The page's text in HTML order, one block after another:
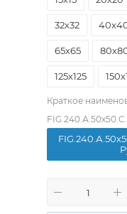
32х32
65х65
125х125
Краткое